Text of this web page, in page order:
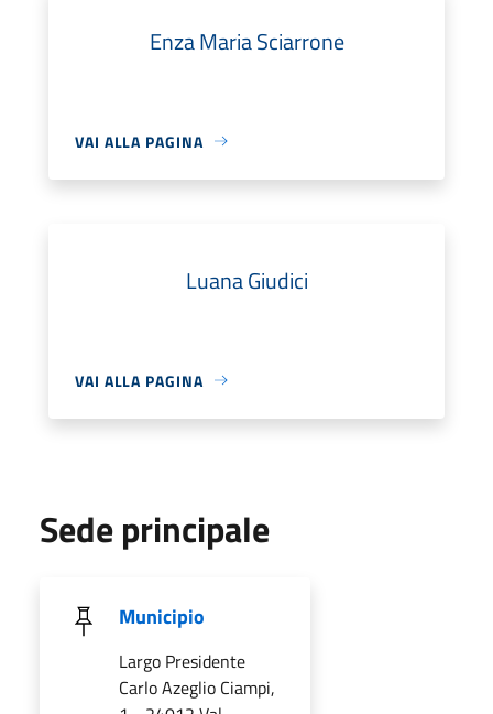
Enza Maria Sciarrone
VAI ALLA PAGINA
Luana Giudici
VAI ALLA PAGINA
Sede principale
Municipio
Largo Presidente
Carlo Azeglio Ciampi,